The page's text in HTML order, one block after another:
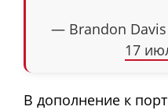
— Brandon Davis
17
В дополнение к